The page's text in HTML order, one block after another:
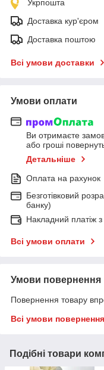
Укрпошта
Доставка кур'єром
Доставка поштою
Всі умови доставки
Умови оплати
Ви отримаєте
або гроші
Детальніше
Оплата на рахунок
Безготівковий
банку)
Накладний платіж
Всі умови оплати
Умови повернення
Повернення товару
Всі умови повернення
Подібні товари